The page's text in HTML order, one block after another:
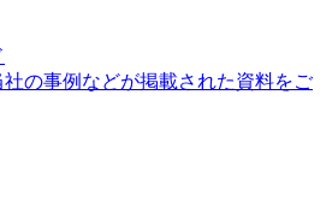
の事例などが掲載された資料をご